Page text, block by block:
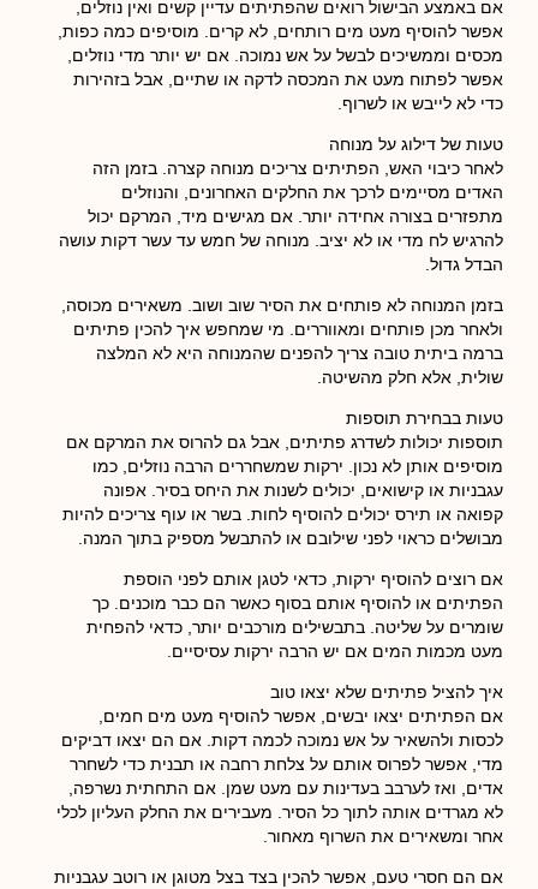
אם באמצע הבישול רואים שהפתיתים עדיין קשים ואין נוזלים,
אפשר להוסיף מעט מים רותחים, לא קרים. מוסיפים כמה כפות,
מכסים וממשיכים לבשל על אש נמוכה. אם יש יותר מדי נוזלים,
אפשר לפתוח מעט את המכסה לדקה או שתיים, אבל בזהירות
כדי לא לייבש או לשרוף.
טעות של דילוג על מנוחה
לאחר כיבוי האש, הפתיתים צריכים מנוחה קצרה. בזמן הזה
האדים מסיימים לרכך את החלקים האחרונים, והנוזלים
מתפזרים בצורה אחידה יותר. אם מגישים מיד, המרקם יכול
להרגיש לח מדי או לא יציב. מנוחה של חמש עד עשר דקות עושה
הבדל גדול.
בזמן המנוחה לא פותחים את הסיר שוב ושוב. משאירים מכוסה,
ולאחר מכן פותחים ומאווררים. מי שמחפש איך להכין פתיתים
ברמה ביתית טובה צריך להפנים שהמנוחה היא לא המלצה
שולית, אלא חלק מהשיטה.
טעות בבחירת תוספות
תוספות יכולות לשדרג פתיתים, אבל גם להרוס את המרקם אם
מוסיפים אותן לא נכון. ירקות שמשחררים הרבה נוזלים, כמו
עגבניות או קישואים, יכולים לשנות את היחס בסיר. אפונה
קפואה או תירס יכולים להוסיף לחות. בשר או עוף צריכים להיות
מבושלים כראוי לפני שילובם או להתבשל מספיק בתוך המנה.
אם רוצים להוסיף ירקות, כדאי לטגן אותם לפני הוספת
הפתיתים או להוסיף אותם בסוף כאשר הם כבר מוכנים. כך
שומרים על שליטה. בתבשילים מורכבים יותר, כדאי להפחית
מעט מכמות המים אם יש הרבה ירקות עסיסיים.
איך להציל פתיתים שלא יצאו טוב
אם הפתיתים יצאו יבשים, אפשר להוסיף מעט מים חמים,
לכסות ולהשאיר על אש נמוכה לכמה דקות. אם הם יצאו דביקים
מדי, אפשר לפרוס אותם על צלחת רחבה או תבנית כדי לשחרר
אדים, ואז לערבב בעדינות עם מעט שמן. אם התחתית נשרפה,
לא מגרדים אותה לתוך כל הסיר. מעבירים את החלק העליון לכלי
אחר ומשאירים את השרוף מאחור.
אם הם חסרי טעם, אפשר להכין בצד בצל מטוגן או רוטב עגבניות